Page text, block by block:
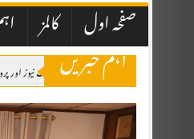
صفحہ اول کالمز
اہم خبریں
صحافتی تنظیمیں خود فیک نیوز
ایران کے ہمسایہ ممالک نے
وزیراعظم شہباز شریف شہزادہ